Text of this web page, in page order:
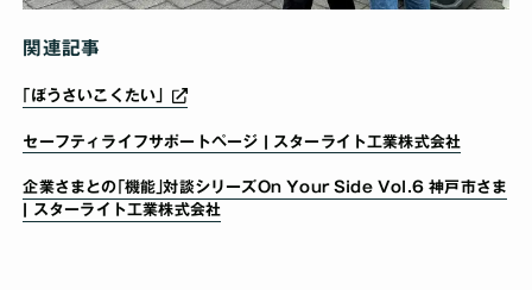
関連記事
｢ぼうさいこくたい｣
セーフティライフサポートページ | スターライト工業株式会社
企業さまとの｢機能｣対談シリーズOn Your Side Vol.6 神戸市さま
| スターライト工業株式会社